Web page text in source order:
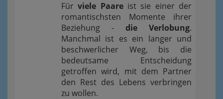
Fürviele Paareist sie einer der
romantischsten Momente ihrer
Beziehung - die Verlobung.
Manchmal ist es ein langer und
beschwerlicher Weg, bis die
bedeutsame Entscheidung
getroffen wird, mit dem Partner
den Rest des Lebens verbringen
zu wollen.